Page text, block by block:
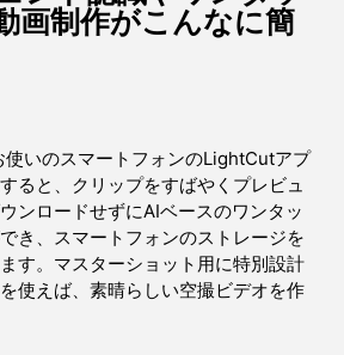
画制作がこんなに簡
いのスマートフォンのLightCutアプ
ると、クリップをすばやくプレビュ
ンロードせずにAIベースのワンタッ
き、スマートフォンのストレージを
す。マスターショット用に特別設計
使えば、素晴らしい空撮ビデオを作